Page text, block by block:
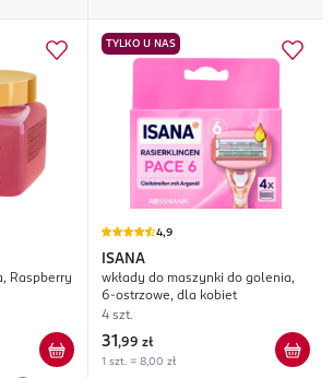
Raspberry
TYLKO U NAS
4,9
ISANA
wkłady do maszynki do golenia,
6-ostrzowe, dla kobiet
4 szt.
31 ,99 zł
1 szt. = 8,00 zł